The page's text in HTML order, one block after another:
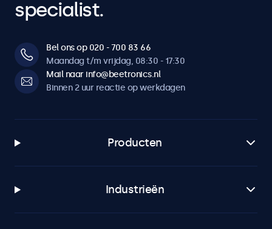
specialist.
Bel ons op 020 - 700 83 66
Maandag t/m vrijdag, 08:30 - 17:30
Mail naar info@beetronics.nl
Binnen 2 uur reactie op werkdagen
Producten
Industrieën